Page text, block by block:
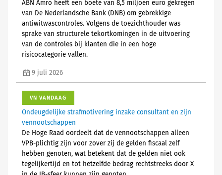
ABN Amro heeft een boete van 8,5 miljoen euro gekregen
van De Nederlandsche Bank (DNB) om gebrekkige
antiwitwascontroles. Volgens de toezichthouder was
sprake van structurele tekortkomingen in de uitvoering
van de controles bij klanten die in een hoge
risicocategorie vallen.
9 juli 2026
VN VANDAAG
Ondeugdelijke strafmotivering inzake consultant en zijn
vennootschappen
De Hoge Raad oordeelt dat de vennootschappen alleen
VPB-plichtig zijn voor zover zij de gelden fiscaal zelf
hebben genoten, wat betekent dat de gelden niet ook
tegelijkertijd en tot hetzelfde bedrag rechtstreeks door X